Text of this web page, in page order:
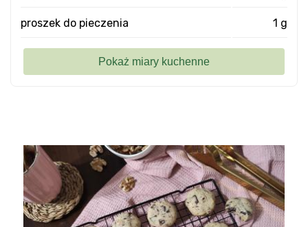
proszek do pieczenia 1 g